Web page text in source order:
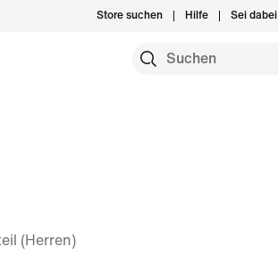
Store suchen Hilfe Sei dabei
(Herren)